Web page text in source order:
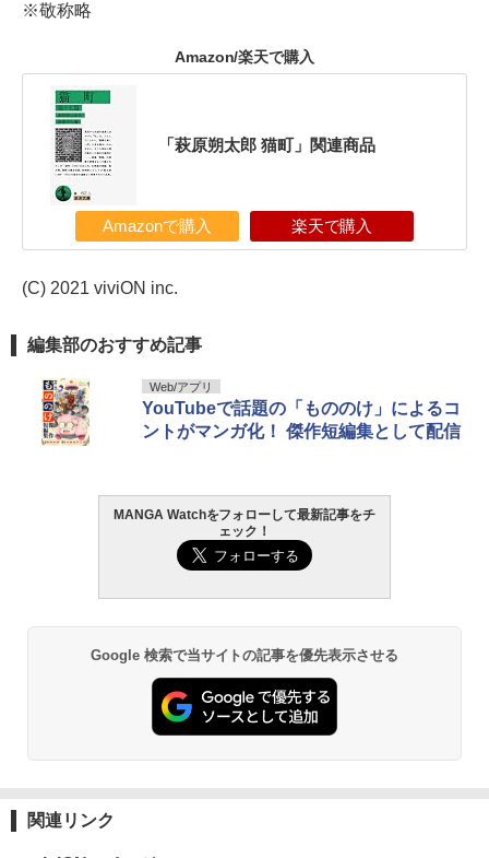
※敬称略
Amazon/楽天で購入
「萩原朔太郎 猫町」関連商品
Amazonで購入 楽天で購入
(C) 2021 viviON inc.
編集部のおすすめ記事
Web/アプリ
YouTubeで話題の「もののけ」によるコ
ントがマンガ化！ 傑作短編集として配信
MANGA Watchをフォローして最新記事をチ
ェック！
Google 検索で当サイトの記事を優先表示させる
関連リンク